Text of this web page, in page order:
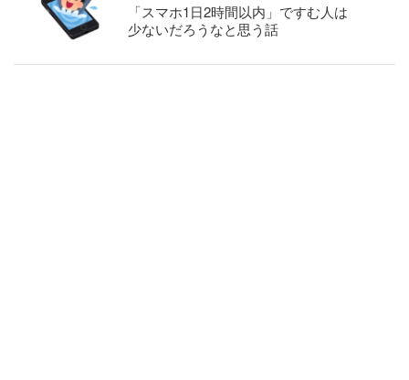
「スマホ1日2時間以内」ですむ人は
少ないだろうなと思う話